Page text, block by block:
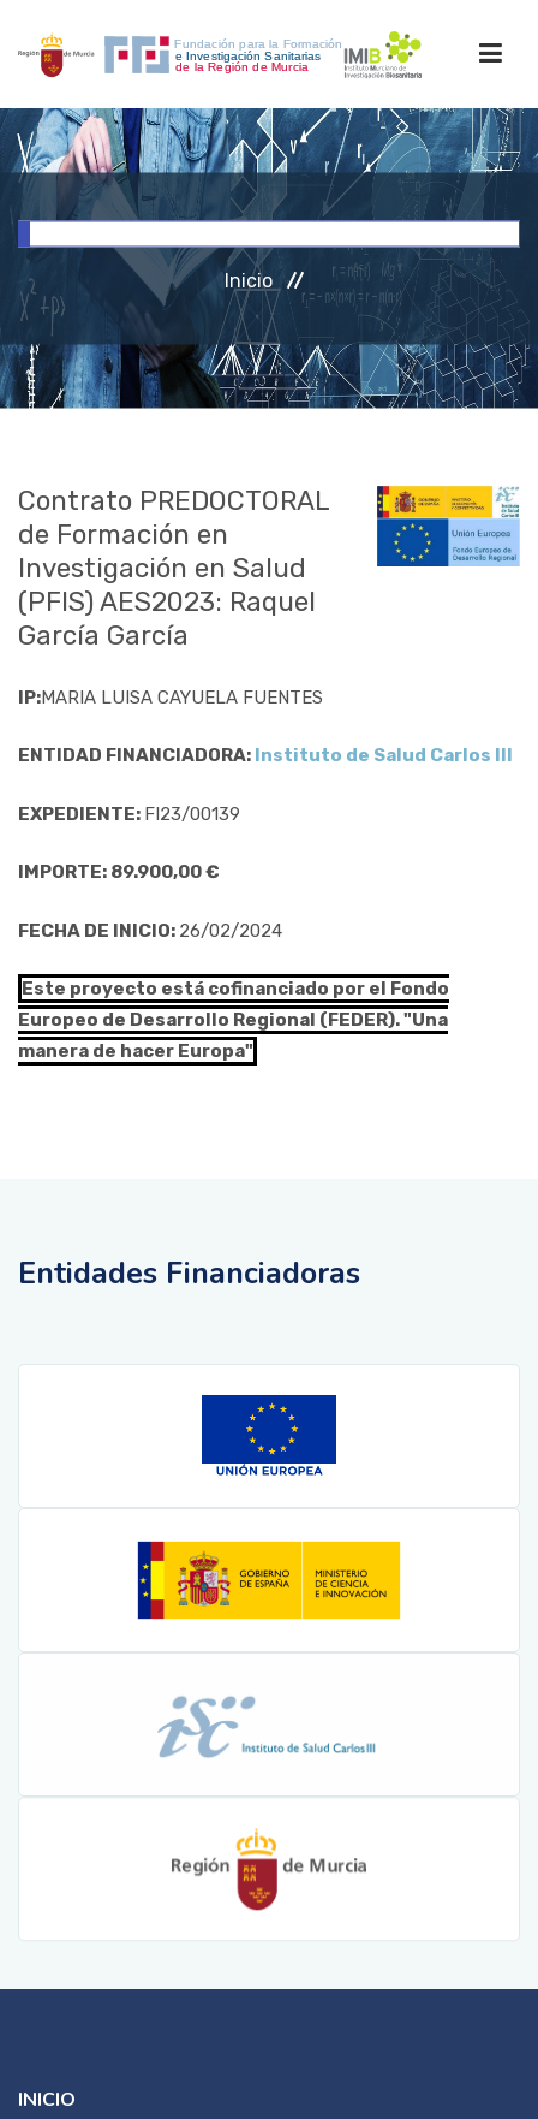
INICIO
INVESTIGACIÓN
RRHH
ACCESO PERSONAL
Inicio
Contrato PREDOCTORAL
de Formación en
Investigación en Salud
(PFIS) AES2023: Raquel
García García
IP:MARIA LUISA CAYUELA FUENTES
ENTIDAD FINANCIADORA: Instituto de Salud Carlos III
EXPEDIENTE: FI23/00139
IMPORTE: 89.900,00 €
FECHA DE INICIO: 26/02/2024
Este proyecto está cofinanciado por el Fondo
Europeo de Desarrollo Regional (FEDER). "Una
manera de hacer Europa"
Entidades Financiadoras
INICIO